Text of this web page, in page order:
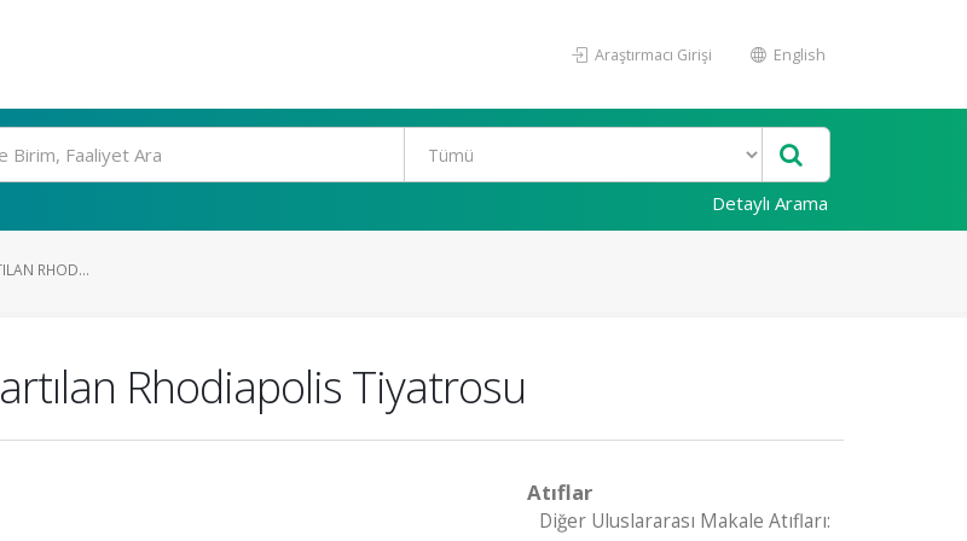
Araştırmacı Girişi English
Detaylı Arama
RHOD...
Rhodiapolis Tiyatrosu
Atıflar
Diğer Uluslararası Makale Atıfları: